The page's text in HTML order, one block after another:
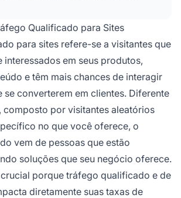
afiliados. A abordagem mais
múltiplos canais para alcançar
Qualificado para Sites
para sites refere-se a visitantes que
interessados em seus produtos,
e têm mais chances de interagir
se converterem em clientes. Diferente
por visitantes aleatórios
no que você oferece, o
vem de pessoas que estão
soluções que seu negócio oferece.
porque tráfego qualificado e de
diretamente suas taxas de